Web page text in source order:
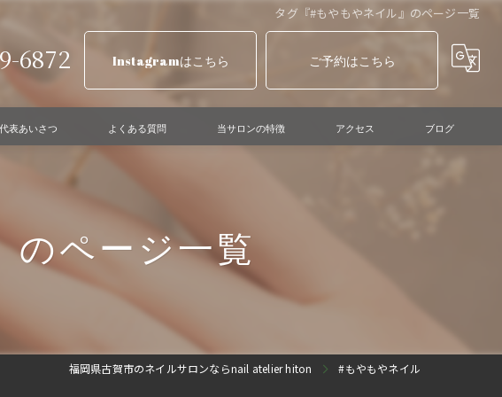
タグ『#もやもやネイル』のページ一覧
6872 Instagramはこちら ご予約はこちら
代表あいさつ よくある質問 当サロンの特徴
ショートネイル
巻き爪ケア
アクセス ブログ
ページ一覧
福岡県古賀市のネイルサロンならnail atelier hiton #もやもやネイル